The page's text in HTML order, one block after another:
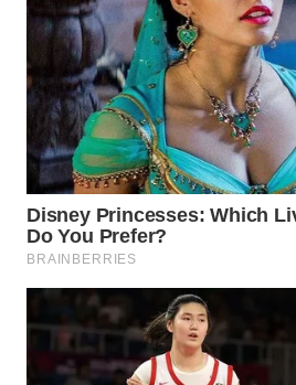
MARTABAT
NET
PLN
WATCH
MKLI
LPKKI
KOPEKLIN